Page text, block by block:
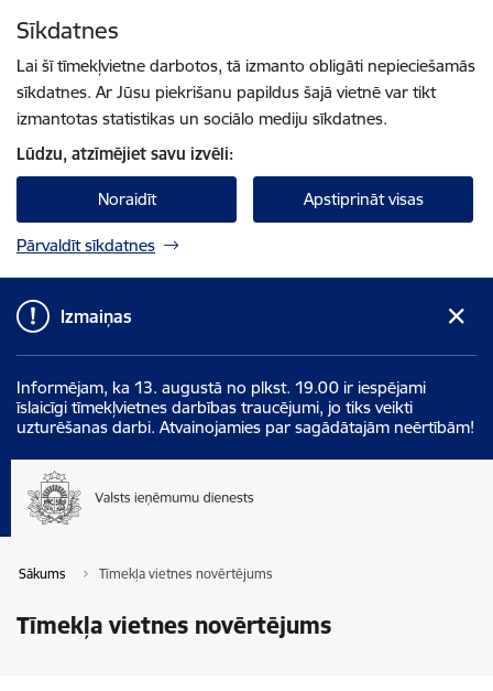
Sīkdatnes
Lai šī tīmekļvietne darbotos, tā izmanto obligāti nepieciešamās
sīkdatnes. Ar Jūsu piekrišanu papildus šajā vietnē var tikt
izmantotas statistikas un sociālo mediju sīkdatnes.
Lūdzu, atzīmējiet savu izvēli:
Noraidīt Apstiprināt visas
Pārvaldīt sīkdatnes
Izmaiņas
Informējam, ka 13. augustā no plkst. 19.00 ir iespējami
īslaicīgi tīmekļvietnes darbības traucējumi, jo tiks veikti
uzturēšanas darbi. Atvainojamies par sagādātajām neērtībām!
Sākums Tīmekļa vietnes novērtējums
Tīmekļa vietnes novērtējums